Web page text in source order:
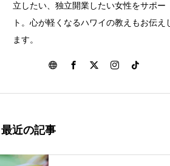
Spread ALOHA！アロハを
よう
立したい、独立開業したい女性をサポー
ト。心が軽くなるハワイの教えもお伝え
ます。
最近の記事